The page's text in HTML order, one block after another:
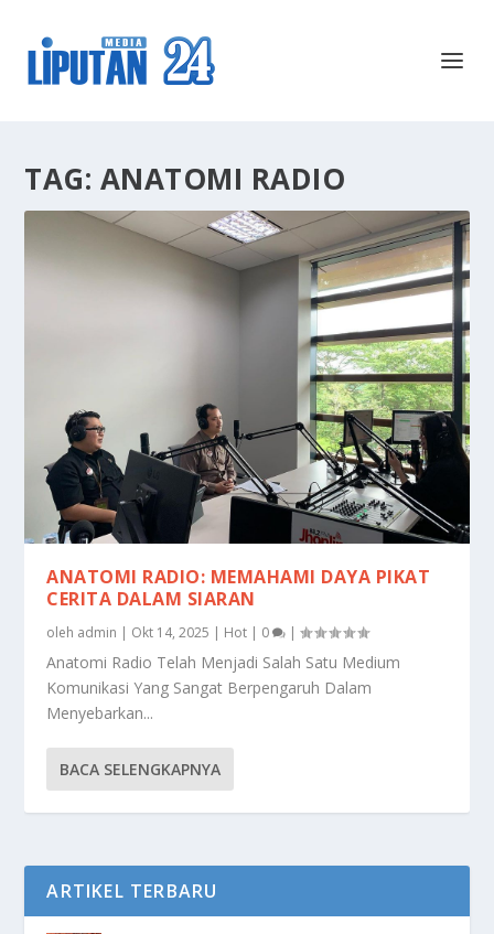
TAG: ANATOMI RADIO
ANATOMI RADIO: MEMAHAMI DAYA PIKAT
CERITA DALAM SIARAN
oleh admin | Okt 14, 2025 | Hot | 0 |
Anatomi Radio Telah Menjadi Salah Satu Medium
Komunikasi Yang Sangat Berpengaruh Dalam
Menyebarkan...
BACA SELENGKAPNYA
ARTIKEL TERBARU